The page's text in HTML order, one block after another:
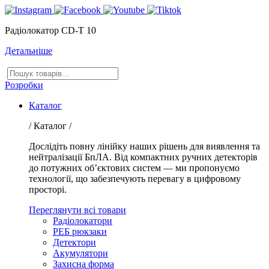
Радіолокатор CD-T 10
Детальніше
Пошук
товарів
Розробки
Каталог
/ Каталог /
Дослідіть повну лінійку наших рішень для виявлення та
нейтралізації БпЛА. Від компактних ручних детекторів
до потужних об’єктових систем — ми пропонуємо
технології, що забезпечують перевагу в цифровому
просторі.
Переглянути всі товари
Радіолокатори
РЕБ рюкзаки
Детектори
Акумулятори
Захисна форма